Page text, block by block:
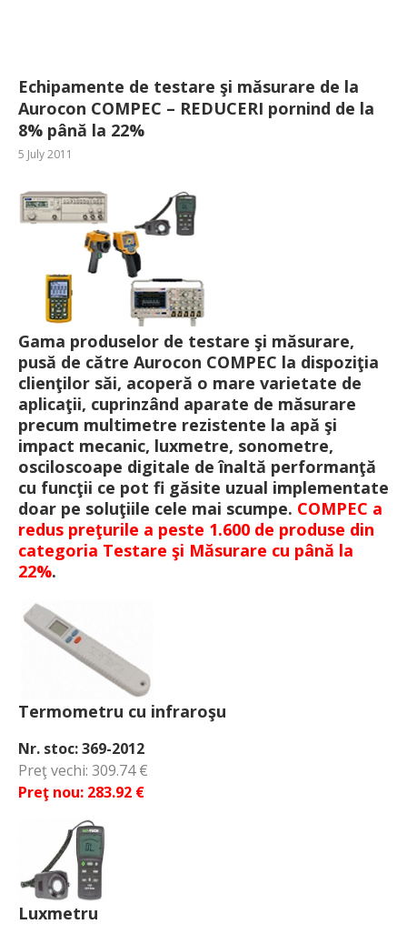
Echipamente de testare şi măsurare de la
Aurocon COMPEC – REDUCERI pornind de la
8% până la 22%
5 July 2011
Gama produselor de testare şi măsurare,
pusă de către Aurocon COMPEC la dispoziţia
clienţilor săi, acoperă o mare varietate de
aplicaţii, cuprinzând aparate de măsurare
precum multimetre rezistente la apă şi
impact mecanic, luxmetre, sonometre,
osciloscoape digitale de înaltă performanţă
cu funcţii ce pot fi găsite uzual implementate
doar pe soluţiile cele mai scumpe. COMPEC a
redus preţurile a peste 1.600 de produse din
categoria Testare şi Măsurare cu până la
22%.
Termometru cu infraroşu
Nr. stoc: 369-2012
Preţ vechi: 309.74 €
Preţ nou: 283.92 €
Luxmetru